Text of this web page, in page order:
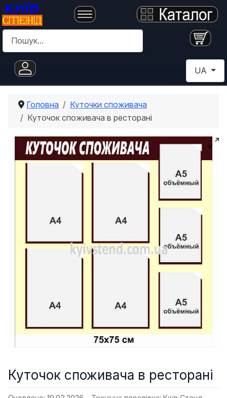
Пошук
Оберіть
UA
Головна
Куточки споживача
Куточок споживача в ресторані
Куточок споживача в ресторані